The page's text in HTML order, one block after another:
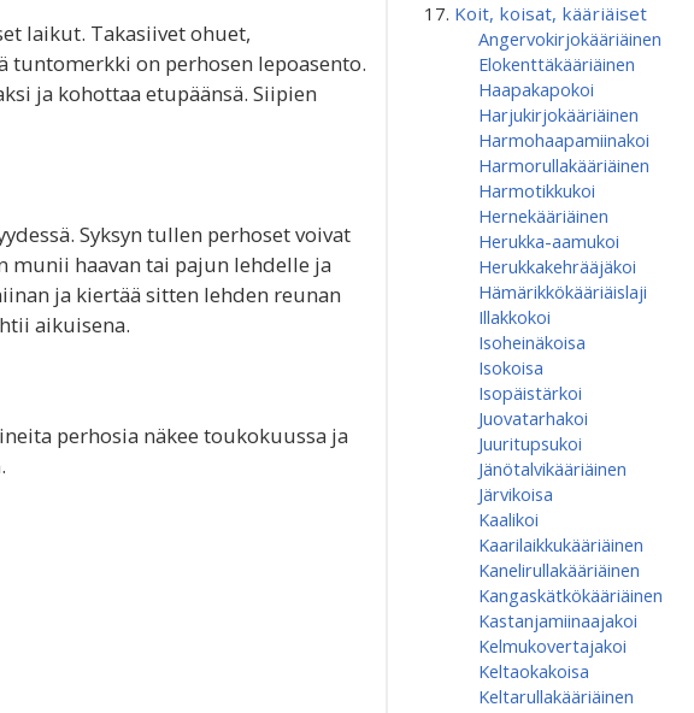
laikut. Takasiivet ohuet,
tuntomerkki on perhosen lepoasento.
ja kohottaa etupäänsä. Siipien
Syksyn tullen perhoset voivat
munii haavan tai pajun lehdelle ja
ja kiertää sitten lehden reunan
aikuisena.
perhosia näkee toukokuussa ja
Koit, koisat, kääriäiset
Angervokirjokääriäinen
Elokenttäkääriäinen
Haapakapokoi
Harjukirjokääriäinen
Harmohaapamiinakoi
Harmorullakääriäinen
Harmotikkukoi
Hernekääriäinen
Herukka-aamukoi
Herukkakehrääjäkoi
Hämärikkökääriäislaji
Illakkokoi
Isoheinäkoisa
Isokoisa
Isopäistärkoi
Juovatarhakoi
Juuritupsukoi
Jänötalvikääriäinen
Järvikoisa
Kaalikoi
Kaarilaikkukääriäinen
Kanelirullakääriäinen
Kangaskätkökääriäinen
Kastanjamiinaajakoi
Kelmukovertajakoi
Keltaokakoisa
Keltarullakääriäinen